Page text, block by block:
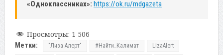
«Одноклассниках»: https://ok.ru/mdgazeta
Просмотры: 1 506
Метки: "Лиза Алерт" #Найти_Калимат LizaAlert